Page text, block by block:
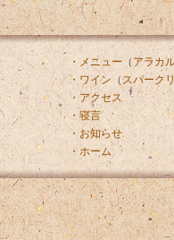
・メニュー（ アラカ
・ワイン （スパーク
・アクセス
・寝言
・お知らせ
・ホーム